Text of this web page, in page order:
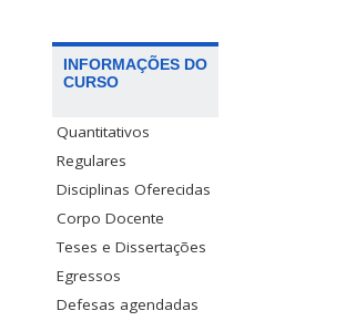
INFORMAÇÕES DO
CURSO
Quantitativos
Regulares
Disciplinas Oferecidas
Corpo Docente
Teses e Dissertações
Egressos
Defesas agendadas